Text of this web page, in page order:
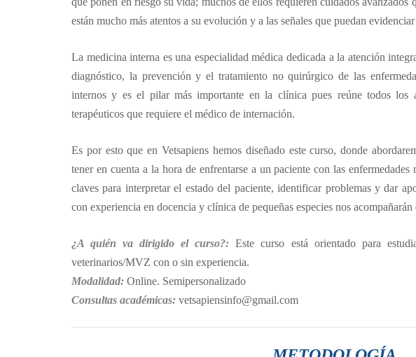
están mucho más atentos a su evolución y a las señales que puedan
La medicina interna es una especialidad médica dedicada a la atención
diagnóstico, la prevención y el tratamiento no quirúrgico de las
internos y es el pilar más importante en la clínica pues reúne todos los
terapéuticos que requiere el médico de internación.
Es por esto que en Vetsapiens hemos diseñado este curso, donde
tener en cuenta a la hora de enfrentarse a un paciente con las enfermedades
claves para interpretar el estado del paciente, identificar problemas y dar
con experiencia en docencia y clínica de pequeñas especies nos acompañarán
¿A quién va dirigido el curso?:
Este curso está orientado para
veterinarios/MVZ con o sin experiencia.
Modalidad: Online. Semipersonalizado
Consultas académicas: vetsapiensinfo@gmail.com